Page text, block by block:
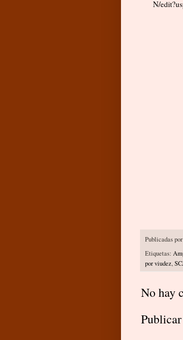
N/
Publicadas por
Etiquetas:
por viudez,
No hay